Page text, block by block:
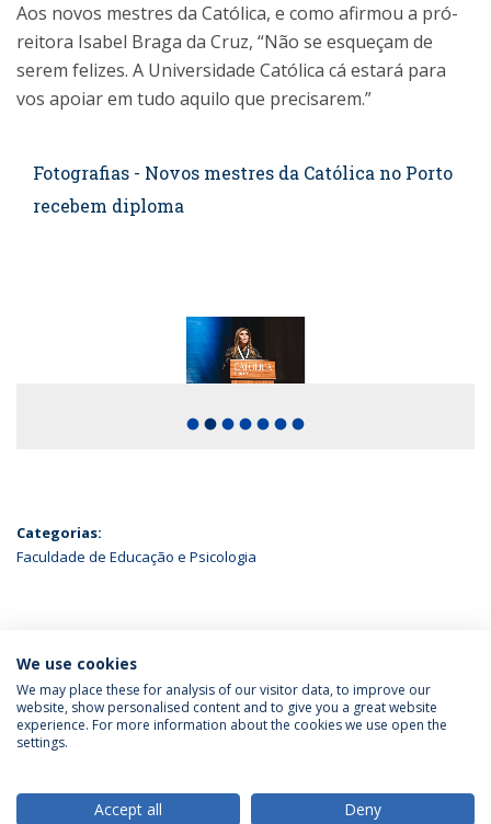
Aos novos mestres da Católica, e como afirmou a pró-
reitora Isabel Braga da Cruz, “Não se esqueçam de
serem felizes. A Universidade Católica cá estará para
vos apoiar em tudo aquilo que precisarem.”
Fotografias - Novos mestres da Católica no Porto
recebem diploma
fiber_manual_record fiber_manual_record fiber_manual_record fiber_manual_record fiber_manual_record fiber_manual_record fiber_manual_record
Categorias:
Faculdade de Educação e Psicologia
ÚLTIMAS NOTÍCIAS
Política de Privacidade
Termos & Condições
We use cookies
We may place these for analysis of our visitor data, to improve our
website, show personalised content and to give you a great website
experience. For more information about the cookies we use open the
settings.
Accept all Deny